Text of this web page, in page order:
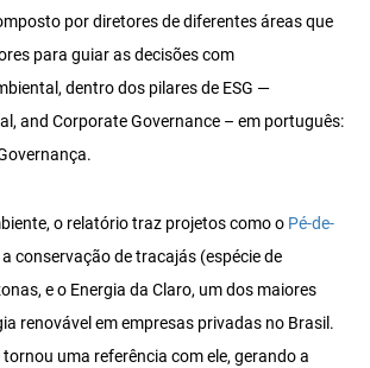
por diretores de diferentes áreas que
para guiar as decisões com
dentro dos pilares de ESG —
and Corporate Governance – em português:
o relatório traz projetos como o Pé-de-
conservação de tracajás (espécie de
e o Energia da Claro, um dos maiores
renovável em empresas privadas no Brasil.
tornou uma referência com ele, gerando a